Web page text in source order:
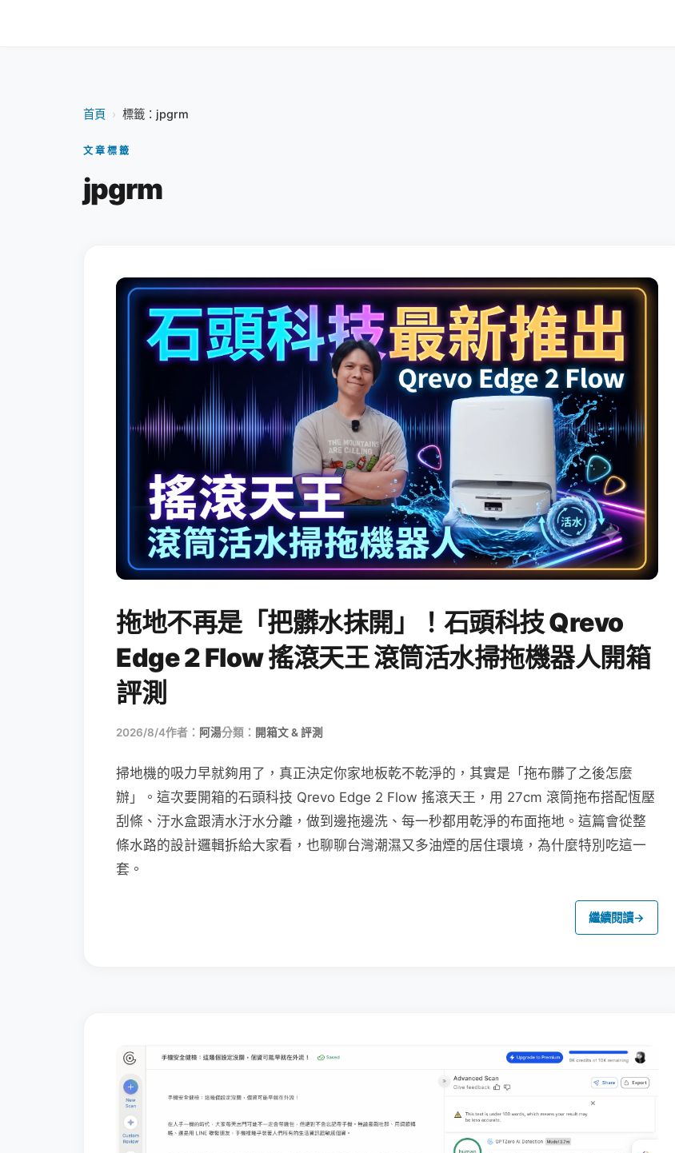
首頁 › 標籤：jpgrm
文章標籤
jpgrm
拖地不再是「把髒水抹開」！石頭科技 Qrevo
Edge 2 Flow 搖滾天王 滾筒活水掃拖機器人開箱
評測
2026/8/4作者： 阿湯分類： 開箱文 & 評測
掃地機的吸力早就夠用了，真正決定你家地板乾不乾淨的，其實是「拖布髒了之後怎麼
辦」。這次要開箱的石頭科技 Qrevo Edge 2 Flow 搖滾天王，用 27cm 滾筒拖布搭配恆壓
刮條、汙水盒跟清水汙水分離，做到邊拖邊洗、每一秒都用乾淨的布面拖地。這篇會從整
條水路的設計邏輯拆給大家看，也聊聊台灣潮濕又多油煙的居住環境，為什麼特別吃這一
套。
繼續閱讀→